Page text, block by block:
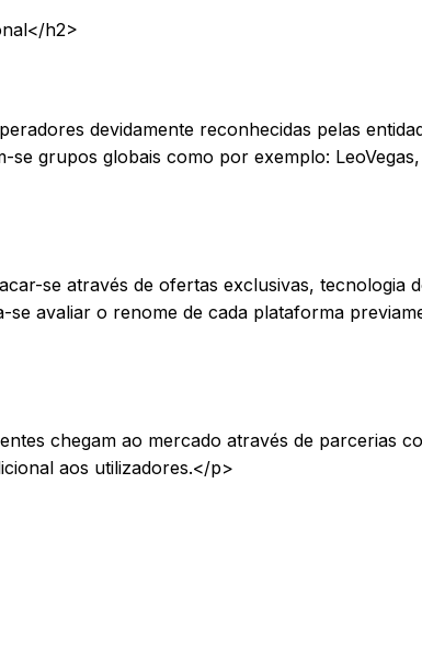
h2>
devidamente reconhecidas pelas
se grupos globais como por exemplo:
se através de ofertas exclusivas, tecnologia
se avaliar o renome de cada plataforma
chegam ao mercado através de parcerias
aos utilizadores.</p>